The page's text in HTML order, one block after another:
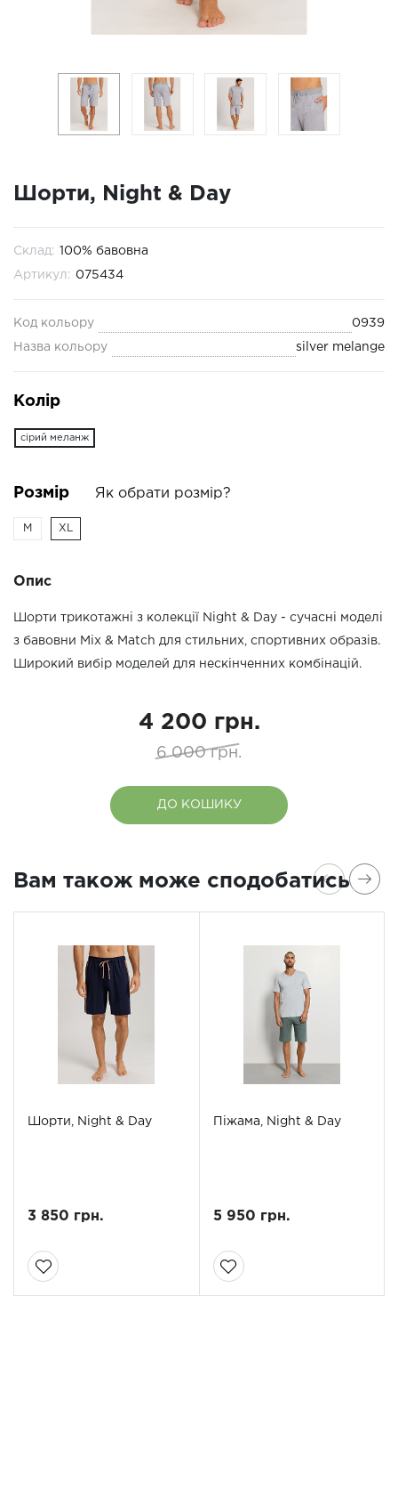
Шорти, Night & Day
Склад: 100% бавовна
Артикул: 075434
Код кольору 0939
Назва кольору silver melange
Колір
сірий меланж
Розмір Як обрати розмір?
M XL
Опис
Шорти трикотажні з колекції Night & Day - сучасні моделі
з бавовни Mix & Match для стильних, спортивних образів.
Широкий вибір моделей для нескінченних комбінацій.
4 200 грн.
6 000 грн.
ДО КОШИКУ
Вам також може сподобатись
Шорти, Night & Day
3 850 грн.
Піжама, Night & Day
5 950 грн.